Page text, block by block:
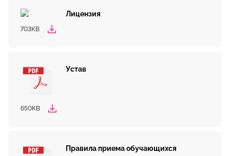
Лицензия
703KB
Устав
650KB
Правила приема обучающихся